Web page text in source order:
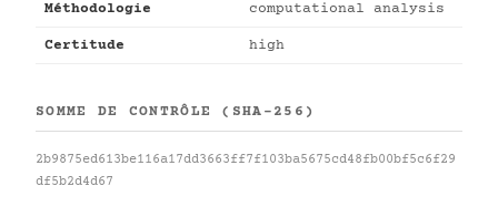
Méthodologie computational analysis
Certitude high
SOMME DE CONTRÔLE (SHA-256)
2b9875ed613be116a17dd3663ff7f103ba5675cd48fb00bf5c6f29
df5b2d4d67